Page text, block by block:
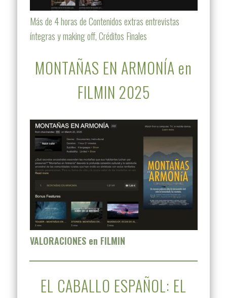
Más de 4 horas de Contenidos extras entrevistas
íntegras y making off, Créditos Finales
MONTAÑAS EN ARMONÍA en
FILMIN 2025
VALORACIONES en FILMIN
EL CABALLO ESPAÑOL: EL